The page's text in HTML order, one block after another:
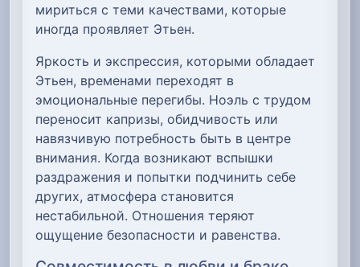
мириться с теми качествами, которые
иногда проявляет Этьен.
Яркость и экспрессия, которыми обладает
Этьен, временами переходят в
эмоциональные перегибы. Ноэль с трудом
переносит капризы, обидчивость или
навязчивую потребность быть в центре
внимания. Когда возникают вспышки
раздражения и попытки подчинить себе
других, атмосфера становится
нестабильной. Отношения теряют
ощущение безопасности и равенства.